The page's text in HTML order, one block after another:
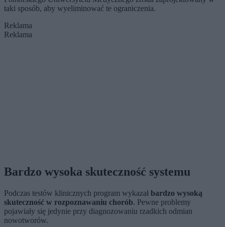
taki sposób, aby wyeliminować te ograniczenia.
Reklama
Reklama
Bardzo wysoka skuteczność systemu
Podczas testów klinicznych program wykazał bardzo wysoką
skuteczność w rozpoznawaniu chorób. Pewne problemy
pojawiały się jedynie przy diagnozowaniu rzadkich odmian
nowotworów.